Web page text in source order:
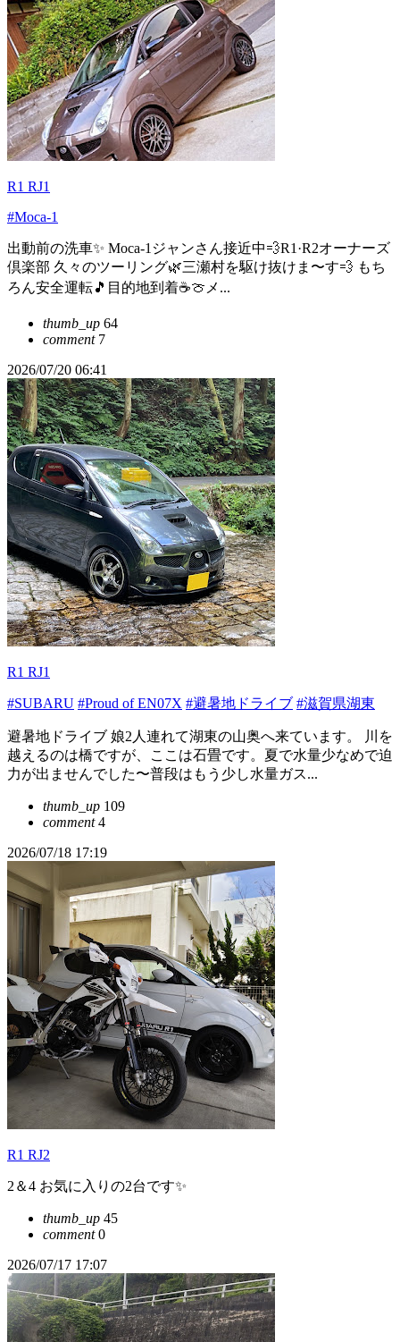
R1 RJ1
#Moca-1
出動前の洗車✨ Moca-1ジャンさん接近中💨R1·R2オーナーズ
倶楽部 久々のツーリング🌿三瀬村を駆け抜けま〜す💨 もち
ろん安全運転🎵目的地到着☕️🍈メ...
thumb_up 64
comment7
2026/07/20 06:41
R1 RJ1
#SUBARU #Proud of EN07X #避暑地ドライブ #滋賀県湖東
避暑地ドライブ 娘2人連れて湖東の山奥へ来ています。 川を
越えるのは橋ですが、ここは石畳です。夏で水量少なめで迫
力が出ませんでした〜普段はもう少し水量ガス...
thumb_up 109
comment4
2026/07/18 17:19
R1 RJ2
2＆4 お気に入りの2台です✨
thumb_up 45
comment0
2026/07/17 17:07